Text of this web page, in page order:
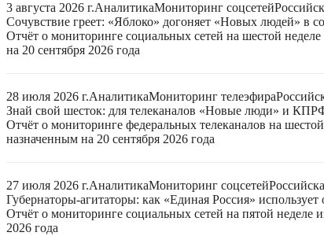
3 августа 2026 г.АналитикаМониторинг соцсетей
Сочувствие греет: «Яблоко» догоняет «Новых людей» в
Отчёт о мониторинге социальных сетей на шестой
на 20 сентября 2026 года
28 июля 2026 г.АналитикаМониторинг телеэфира
Знай свой шесток: для телеканалов «Новые люди» и
Отчёт о мониторинге федеральных телеканалов на
назначенным на 20 сентября 2026 года
27 июля 2026 г.АналитикаМониторинг соцсетей
Губернаторы-агитаторы: как «Единая Россия»
Отчёт о мониторинге социальных сетей на пятой
2026 года